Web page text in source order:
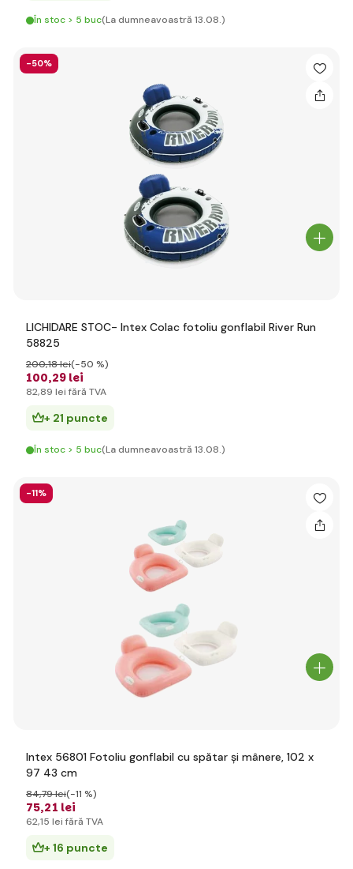
În stoc > 5 buc(La dumneavoastră 13.08.)
-50%
LICHIDARE STOC- Intex Colac fotoliu gonflabil River Run
58825
100,29 lei
200,18 lei(-50 %)
82,89 lei fără TVA
+ 21 puncte
În stoc > 5 buc(La dumneavoastră 13.08.)
-11%
Intex 56801 Fotoliu gonflabil cu spătar și mânere, 102 x
97 43 cm
75,21 lei
84,79 lei(-11 %)
62,15 lei fără TVA
+ 16 puncte